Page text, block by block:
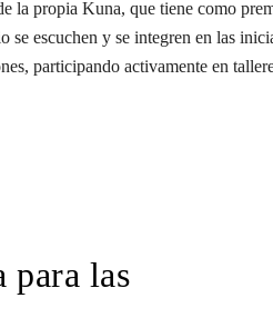
la propia Kuna, que tiene como
se escuchen y se integren en las
participando activamente en
para las